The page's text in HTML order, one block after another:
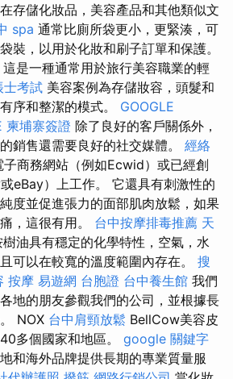
存儲化妝品，美容產品和其他類似文
spa 通常比廁所袋更小，更緊湊，可
裝，以用於化妝和刷子訂單和保護。
這是一種通常用於旅行美容職業的輕
士考試 美容案例為存儲妝容，頭髮和
序和整潔的模式。 GOOGLE
柬埔寨簽證 除了良好的客戶關係外，
銷售還需要良好的社交媒體。 經絡
子商務網站（例如Ecwid）或已經創
eBay）上工作。 它還具有刺激性的
度並促進張力的面部肌肉放鬆，如果
，這很有用。 台中按摩排毒推薦 天
樹油具有穩定的化學特性，空氣，水
可以在較寬的溫度範圍內存在。 搜
按摩 易遊網 台胞證 台中養生館 我們
地的朋友參觀我們的公司，並根據長
NOX 台中肩頸放鬆 BellCow美容皮
多個國家和地區。 google 關鍵字
和海外品牌提供長期的專業質量服